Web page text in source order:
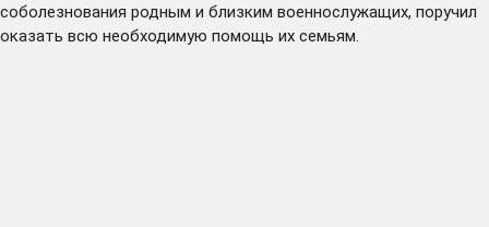
соболезнования родным и близким военнослужащих, поручил
оказать всю необходимую помощь их семьям.